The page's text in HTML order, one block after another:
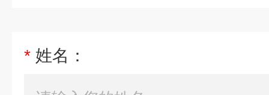
* 姓名：